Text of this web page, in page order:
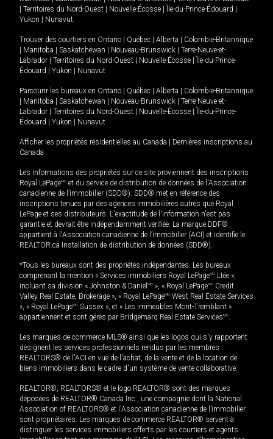
Territoires du Nord-Ouest Nouvelle-Écosse Île-du-Prince-Édouard
Yukon
Nunavut.
Trouver des courtiers en Ontario Québec Alberta
Colombie-Britannique
Manitoba Saskatchewan Nouveau-Brunswick
Terre-Neuve-et-
Labrador
Territoires du Nord-Ouest Nouvelle-Écosse
Île-du-Prince-
Édouard
Yukon Nunavut
Parcourir les bureaux en Ontario Québec Alberta
Colombie-Britannique
Manitoba Saskatchewan Nouveau-Brunswick
Terre-Neuve-et-
Labrador
Territoires du Nord-Ouest Nouvelle-Écosse
Île-du-Prince-
Édouard
Yukon Nunavut
Afficher les propriétés résidentielles au Canada
Dernières inscriptions au
Canada
Les informations des propriétés sur ce site proviennent des inscriptions
Royal LePageMD et du service de distribution de données de l'Association
canadienne de l’immobilier (SDD®). SDD® met en référence des
inscriptions tenues par des agences immobilières autres que Royal
LePage et ses distributeurs. L'exactitude de l'information n'est pas
garantie et devrait être indépendamment vérifiée. La marque DDF®
appartient à l'Association canadienne de l’immobilier (ACI) et identifie le
REALTOR.ca Installation de distribution de données (SDD®).
*Tous les bureaux sont des propriétés indépendantes. Les bureaux
comprenant la mention « Services immobiliers Royal LePageMD Ltée »,
incluant sa division « Johnston & Daniel MD », « Royal LePageMD Credit
Valley Real Estate, Brokerage », « Royal LePageMD West Real Estate Services
», « Royal LePageMD Sussex », et « Les immeubles Mont-Tremblant »
appartiennent et sont gérés par Bridgemarq Real Estate ServicesMD.
Les marques de commerce MLS® ainsi que les logos qui s'y rapportent
désignent les services professionnels rendus par les membres
REALTORS® de l'ACI en vue de l'achat, de la vente et de la location de
biens immobiliers dans le cadre d'un système de vente collaborative.
REALTOR®, REALTORS® et le logo REALTOR® sont des marques
déposées de REALTOR® Canada Inc., une compagnie dont la National
Association of REALTORS® et l'Association canadienne de l’immobilier
sont propriétaires. Les marques de commerce REALTOR® servent à
distinguer les services immobiliers offerts par les courtiers et agents